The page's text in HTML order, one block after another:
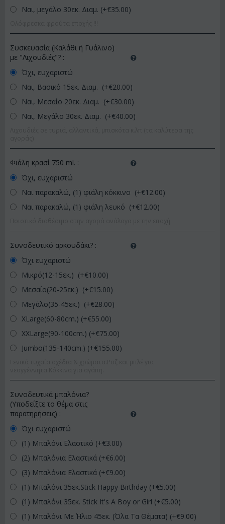
Ναι, μεγάλο 30εκ. Διαμ. (+€35.00)
Συσκευασία (Καλάθι ή Γυάλινο)
με "Λιχουδιές"? :
Όχι, ευχαριστώ
Ναι, Βασικό 15εκ. Διαμ. (+€20.00)
Ναι, Μεσαίο 20εκ. Διαμ. (+€30.00)
Ναι, Μεγάλο 30εκ. Διαμ. (+€40.00)
Φιάλη κρασί 750 ml. :
Όχι, ευχαριστώ
Ναι παρακαλώ, (1) φιάλη κόκκινο (+€12.00)
Ναι παρακαλώ, (1) φιάλη λευκό (+€12.00)
Συνοδευτικό αρκουδάκι? :
Όχι ευχαριστώ
Μικρό(12-15εκ.) (+€10.00)
Μεσαίο(20-25εκ.) (+€15.00)
Μεγάλο(35-45εκ.) (+€28.00)
XLarge(60-80cm.) (+€55.00)
XXLarge(90-100cm.) (+€75.00)
Jumbo(135-140cm.) (+€155.00)
Συνοδευτικά μπαλόνια?
(Υποδείξτε το θέμα στις
παρατηρήσεις) :
Όχι ευχαριστώ
(1) Μπαλόνι Ελαστικό (+€3.00)
(2) Μπαλόνια Ελαστικά (+€6.00)
(3) Μπαλόνια Ελαστικά (+€9.00)
(1) Μπαλόνι 35εκ.Stick Happy Birthday (+€5.00)
(1) Μπαλόνι 35εκ. Stick It's A Boy or Girl (+€5.00)
(1) Μπαλόνι Με Ήλιο 45εκ. (Όλα Τα Θέματα) (+€9.00)